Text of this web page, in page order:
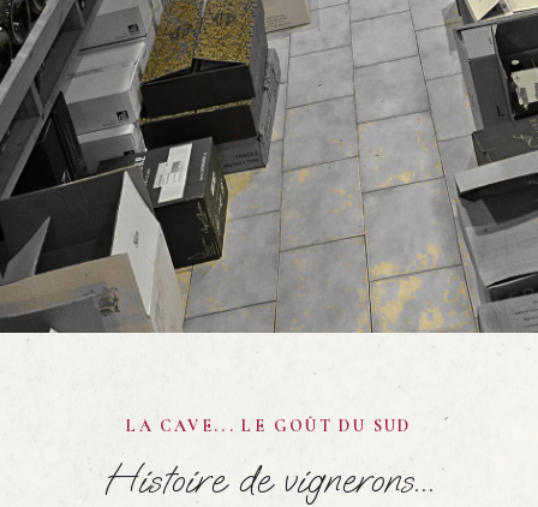
LA CAVE... LE GOÛT DU SUD
Histoire de vignerons...